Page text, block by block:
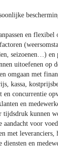
en flexibel
seizoenen…) en
uitoefenen op
omgaan met
kassa,
en concurrentie
en
tijdsdruk kunnen
aandacht voor
met leveranciers,
diensten en